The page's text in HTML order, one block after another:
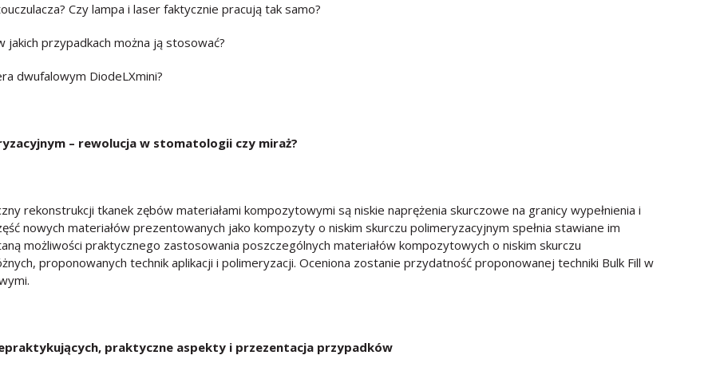
Czy lampa i laser faktycznie pracują tak samo?
przypadkach można ją stosować?
dwufalowym DiodeLXmini?
– rewolucja w stomatologii czy miraż?
rekonstrukcji tkanek zębów materiałami kompozytowymi są niskie naprężenia skurczowe na granicy wypełnienia i
nowych materiałów prezentowanych jako kompozyty o niskim skurczu polimeryzacyjnym spełnia stawiane im
możliwości praktycznego zastosowania poszczególnych materiałów kompozytowych o niskim skurczu
proponowanych technik aplikacji i polimeryzacji. Oceniona zostanie przydatność proponowanej techniki Bulk Fill w
praktyczne aspekty i przezentacja przypadków